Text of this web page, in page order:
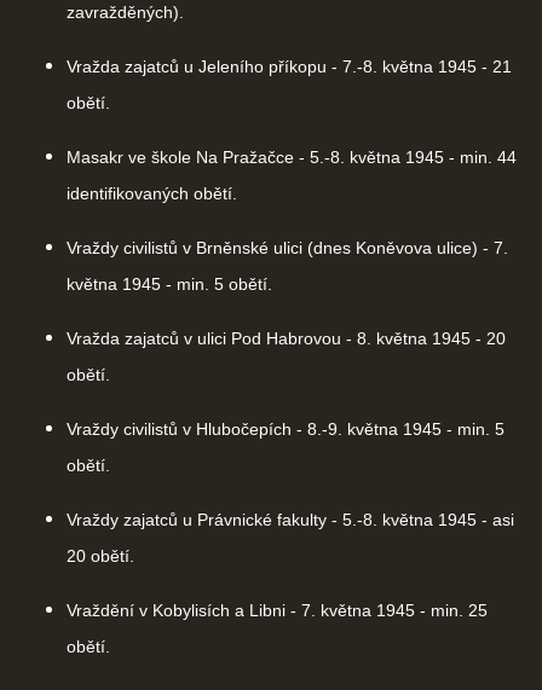
zavražděných).
Vražda zajatců u Jeleního příkopu - 7.-8. května 1945 - 21
obětí.
Masakr ve škole Na Pražačce - 5.-8. května 1945 - min. 44
identifikovaných obětí.
Vraždy civilistů v Brněnské ulici (dnes Koněvova ulice) - 7.
května 1945 - min. 5 obětí.
Vražda zajatců v ulici Pod Habrovou - 8. května 1945 - 20
obětí.
Vraždy civilistů v Hlubočepích - 8.-9. května 1945 - min. 5
obětí.
Vraždy zajatců u Právnické fakulty - 5.-8. května 1945 - asi
20 obětí.
Vraždění v Kobylisích a Libni - 7. května 1945 - min. 25
obětí.